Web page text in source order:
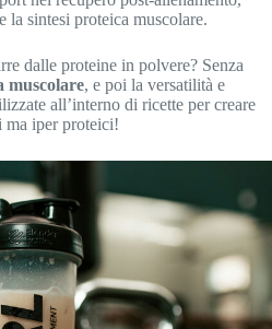
la sintesi proteica muscolare.
dalle proteine in polvere? Senza
muscolare, e poi la versatilità e
all’interno di ricette per creare
ma iper proteici!